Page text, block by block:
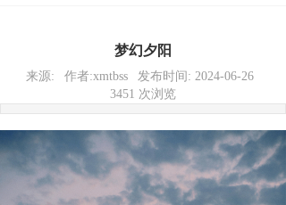
梦幻夕阳
来源: 作者:xmtbss 发布时间: 2024-06-26
3451 次浏览